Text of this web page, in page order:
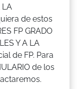
LA
de estos
FP GRADO
Y A LA
de FP. Para
de los